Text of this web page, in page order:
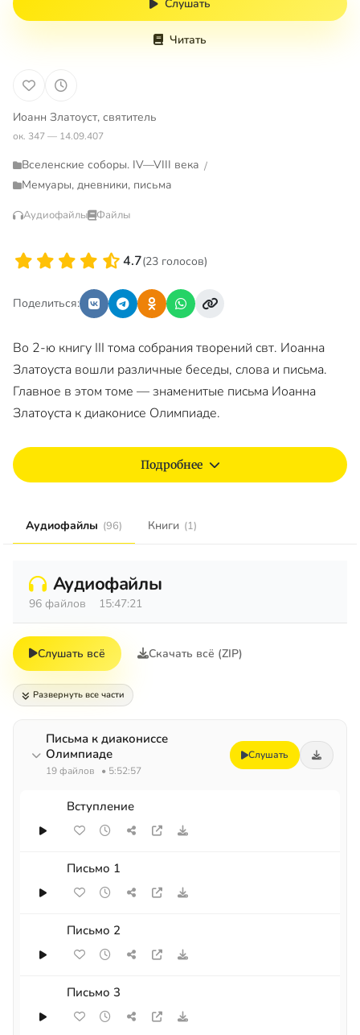
Слушать
Читать
Иоанн Златоуст, святитель
ок. 347 — 14.09.407
Вселенские соборы. IV—VIII века /
Мемуары, дневники, письма
Аудиофайлы Файлы
4.7(23 голосов)
Поделиться:
Во 2-ю книгу III тома собрания творений свт. Иоанна
Златоуста вошли различные беседы, слова и письма.
Главное в этом томе — знаменитые письма Иоанна
Златоуста к диаконисе Олимпиаде.
Подробнее
Аудиофайлы (96) Книги (1)
Аудиофайлы
96 файлов 15:47:21
Слушать всё Скачать всё (ZIP)
Развернуть все части
Письма к диакониссе
Олимпиаде
19 файлов • 5:52:57
Слушать
Вступление
Письмо 1
Письмо 2
Письмо 3